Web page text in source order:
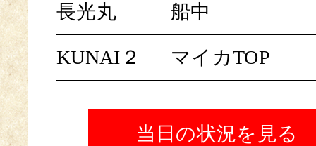
長光丸 船中
KUNAI２ マイカTOP
当日の状況を見る